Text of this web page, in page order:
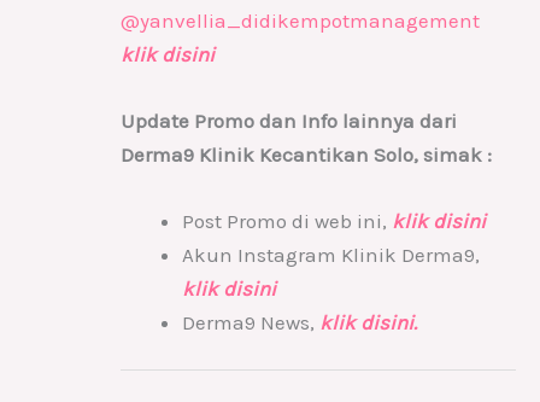
@yanvellia_didikempotmanagement
klik disini
Update Promo dan Info lainnya dari
Derma9 Klinik Kecantikan Solo, simak :
Post Promo di web ini, klik disini
Akun Instagram Klinik Derma9,
klik disini
Derma9 News, klik disini.